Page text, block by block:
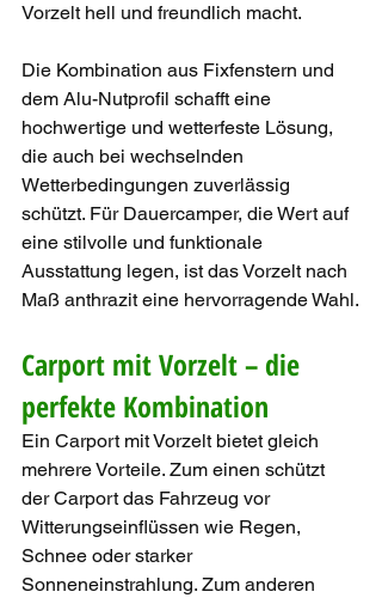
Vorzelt hell und freundlich macht.
Die Kombination aus Fixfenstern und
dem Alu-Nutprofil schafft eine
hochwertige und wetterfeste Lösung,
die auch bei wechselnden
Wetterbedingungen zuverlässig
schützt. Für Dauercamper, die Wert auf
eine stilvolle und funktionale
Ausstattung legen, ist das Vorzelt nach
Maß anthrazit eine hervorragende Wahl.
Carport mit Vorzelt – die
perfekte Kombination
Ein Carport mit Vorzelt bietet gleich
mehrere Vorteile. Zum einen schützt
der Carport das Fahrzeug vor
Witterungseinflüssen wie Regen,
Schnee oder starker
Sonneneinstrahlung. Zum anderen